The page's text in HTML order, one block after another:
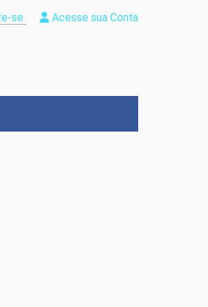
se Acesse sua Conta